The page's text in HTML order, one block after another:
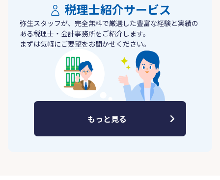
税理士紹介サービス
弥生スタッフが、完全無料で厳選した豊富な経験と実績の
ある税理士・会計事務所をご紹介します。
まずは気軽にご要望をお聞かせください。
もっと見る